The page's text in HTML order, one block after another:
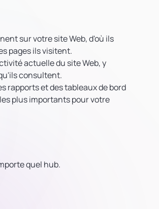
sur votre site Web, d'où ils
pages ils visitent.
actuelle du site Web, y
consultent.
rapports et des tableaux de bord
plus importants pour votre
quel hub.